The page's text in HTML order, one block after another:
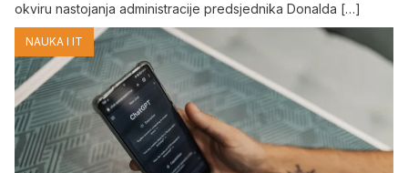
okviru nastojanja administracije predsjednika Donalda […]
NAUKA I IT